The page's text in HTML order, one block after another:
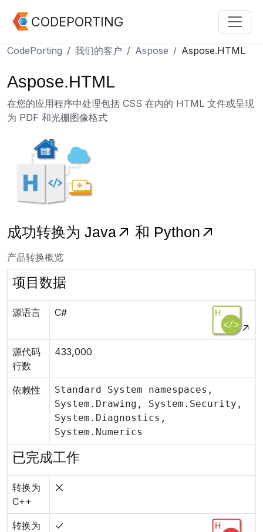
CODEPORTING
CodePorting 我们的客户 Aspose Aspose.HTML
Aspose.HTML
在您的应用程序中处理包括 CSS 在内的 HTML 文件或呈现
为 PDF 和光栅图像格式
成功转换为 Java 和 Python
产品转换概览
项目数据
源语言 C#
源代码
行数
433,000
依赖性
Standard System namespaces,
System.Drawing, System.Security,
System.Diagnostics,
System.Numerics
已完成工作
转换为
C++
转换为